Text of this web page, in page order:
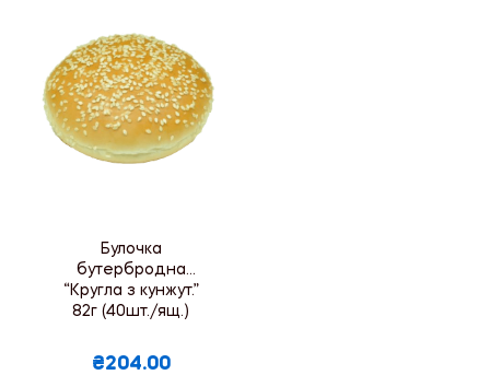
Булочка
бутербродна
“Кругла з кунжут.”
82г (40шт./ящ.)
₴204.00